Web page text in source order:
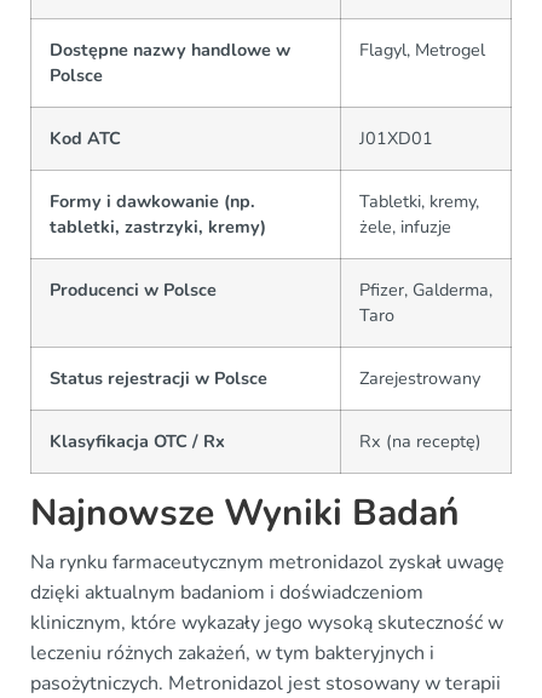
Dostępne nazwy handlowe w
Polsce
Flagyl, Metrogel
Kod ATC J01XD01
Formy i dawkowanie (np.
tabletki, zastrzyki, kremy)
Tabletki, kremy,
żele, infuzje
Producenci w Polsce
Pfizer, Galderma,
Taro
Status rejestracji w Polsce Zarejestrowany
Klasyfikacja OTC / Rx Rx (na receptę)
Najnowsze Wyniki Badań
Na rynku farmaceutycznym metronidazol zyskał uwagę
dzięki aktualnym badaniom i doświadczeniom
klinicznym, które wykazały jego wysoką skuteczność w
leczeniu różnych zakażeń, w tym bakteryjnych i
pasożytniczych. Metronidazol jest stosowany w terapii